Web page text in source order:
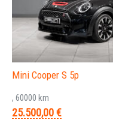
Mini Cooper S 5p
, 60000 km
25.500,00 €